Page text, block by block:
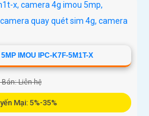
IMOU IPC-K7F-5M1T-X
Bán: Liên hệ
Mại: 5%-35%